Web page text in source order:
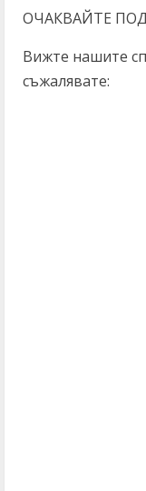
ОЧАКВАЙТЕ
Вижте нашите
съжалявате: